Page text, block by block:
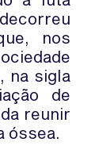
nos
na sigla
de
reunir
óssea.